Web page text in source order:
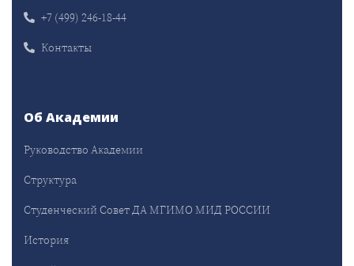
+7 (499) 246-18-44
Контакты
Об Академии
Руководство Академии
Структура
Студенческий Совет ДА МГИМО МИД РОССИИ
История